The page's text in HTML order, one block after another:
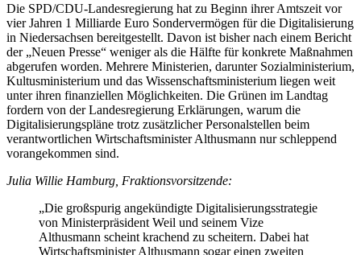
Die SPD/CDU-Landesregierung hat zu Beginn ihrer Amtszeit vor
vier Jahren 1 Milliarde Euro Sondervermögen für die Digitalisierung
in Niedersachsen bereitgestellt. Davon ist bisher nach einem Bericht
der „Neuen Presse“ weniger als die Hälfte für konkrete Maßnahmen
abgerufen worden. Mehrere Ministerien, darunter Sozialministerium,
Kultusministerium und das Wissenschaftsministerium liegen weit
unter ihren finanziellen Möglichkeiten. Die Grünen im Landtag
fordern von der Landesregierung Erklärungen, warum die
Digitalisierungspläne trotz zusätzlicher Personalstellen beim
verantwortlichen Wirtschaftsminister Althusmann nur schleppend
vorangekommen sind.
Julia Willie Hamburg, Fraktionsvorsitzende:
„Die großspurig angekündigte Digitalisierungsstrategie
von Ministerpräsident Weil und seinem Vize
Althusmann scheint krachend zu scheitern. Dabei hat
Wirtschaftsminister Althusmann sogar einen zweiten